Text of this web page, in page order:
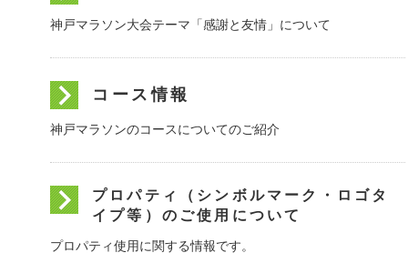
神戸マラソン大会テーマ「感謝と友情」について
コース情報
神戸マラソンのコースについてのご紹介
プロパティ（シンボルマーク・ロゴタ
イプ等）のご使用について
プロパティ使用に関する情報です。